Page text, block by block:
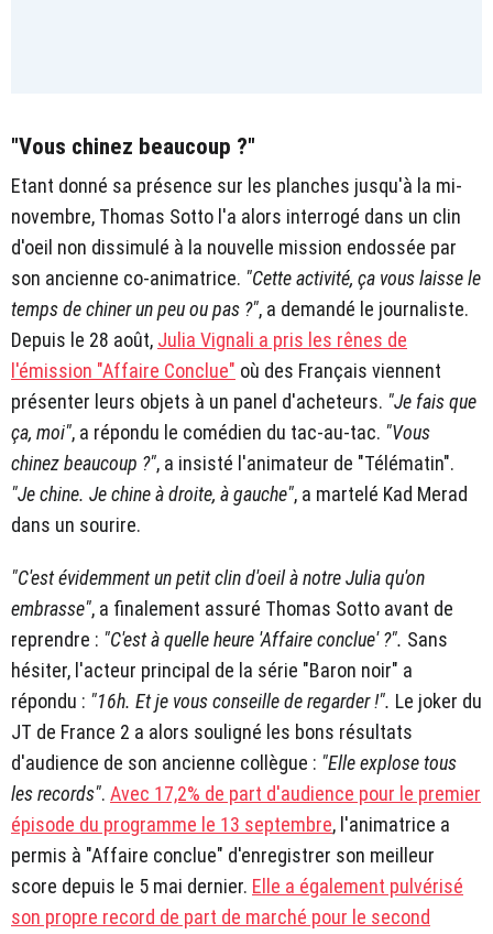
"Vous chinez beaucoup ?"
Etant donné sa présence sur les planches jusqu'à la mi-
novembre, Thomas Sotto l'a alors interrogé dans un clin
d'oeil non dissimulé à la nouvelle mission endossée par
son ancienne co-animatrice. "Cette activité, ça vous laisse le
temps de chiner un peu ou pas ?", a demandé le journaliste.
Depuis le 28 août, Julia Vignali a pris les rênes de
l'émission "Affaire Conclue" où des Français viennent
présenter leurs objets à un panel d'acheteurs. "Je fais que
ça, moi", a répondu le comédien du tac-au-tac. "Vous
chinez beaucoup ?", a insisté l'animateur de "Télématin".
"Je chine. Je chine à droite, à gauche", a martelé Kad Merad
dans un sourire.
"C'est évidemment un petit clin d'oeil à notre Julia qu'on
embrasse", a finalement assuré Thomas Sotto avant de
reprendre : "C'est à quelle heure 'Affaire conclue' ?". Sans
hésiter, l'acteur principal de la série "Baron noir" a
répondu : "16h. Et je vous conseille de regarder !". Le joker du
JT de France 2 a alors souligné les bons résultats
d'audience de son ancienne collègue : "Elle explose tous
les records". Avec 17,2% de part d'audience pour le premier
épisode du programme le 13 septembre, l'animatrice a
permis à "Affaire conclue" d'enregistrer son meilleur
score depuis le 5 mai dernier. Elle a également pulvérisé
son propre record de part de marché pour le second